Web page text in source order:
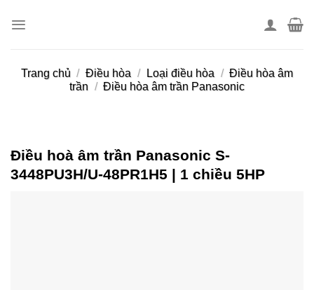
Trang chủ / Điều hòa / Loại điều hòa / Điều hòa âm
trần / Điều hòa âm trần Panasonic
Điều hoà âm trần Panasonic S-
3448PU3H/U-48PR1H5 | 1 chiều 5HP